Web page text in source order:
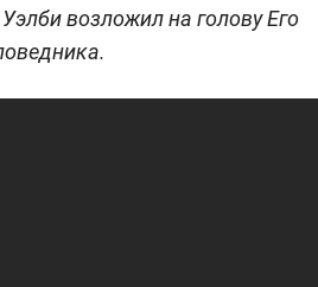
возложил на голову Его